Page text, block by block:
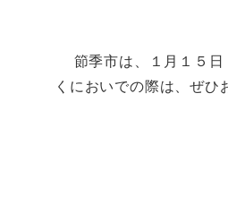
節季市は、１月１５日
くにおいでの際は、ぜひ